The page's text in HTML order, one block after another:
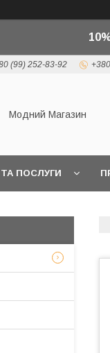
(99) 252-83-92
Модний Магазин
ПОСЛУГИ